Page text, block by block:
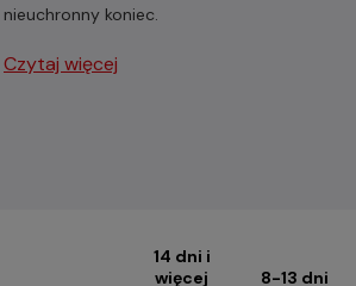
nieuchronny koniec.
Czytaj więcej
14 dni i
więcej
8-13 dni